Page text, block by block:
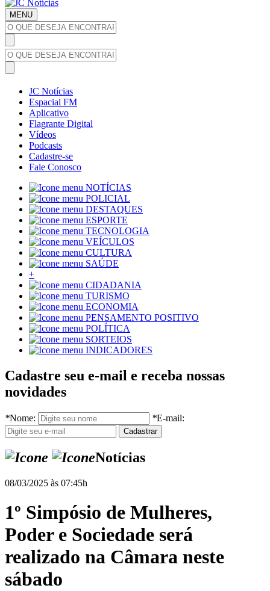
MENU
JC Notícias
Espacial FM
Aplicativo
Flagrante Digital
Vídeos
Podcasts
Cadastre-se
Fale Conosco
NOTÍCIAS
POLICIAL
DESTAQUES
ESPORTE
TECNOLOGIA
VEÍCULOS
CULTURA
SAÚDE
+
CIDADANIA
TURISMO
ECONOMIA
PENSAMENTO POSITIVO
POLÍTICA
SORTEIOS
INDICADORES
Cadastre seu e-mail e receba nossas
novidades
*Nome: *E-mail:
Notícias
08/03/2025 às 07:45h
1º Simpósio de Mulheres,
Poder e Sociedade será
realizado na Câmara neste
sábado